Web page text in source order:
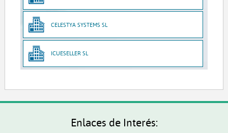
CELESTYA SYSTEMS SL
ICUESELLER SL
Enlaces de Interés: